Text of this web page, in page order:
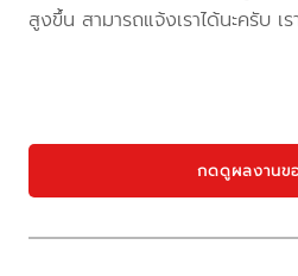
สูงขึ้น สามารถแจ้งเราได้นะครับ เ
กดดูผลงานข